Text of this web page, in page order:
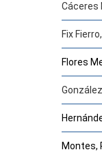
Cáceres
Fix
Flores
Montes,